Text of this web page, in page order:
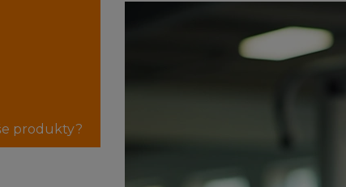
produkty?